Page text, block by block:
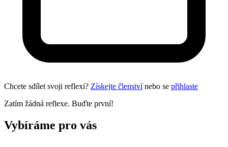
Chcete sdílet svoji reflexi? Získejte členstvínebo se přihlaste
Zatím žádná reflexe. Buďte první!
Vybíráme pro vás